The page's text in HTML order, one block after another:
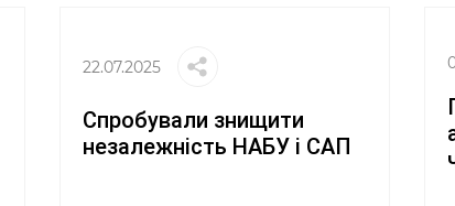
22.07.2025
Спробували знищити
незалежність НАБУ і САП